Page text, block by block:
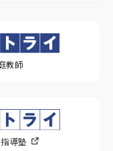
教師
導塾